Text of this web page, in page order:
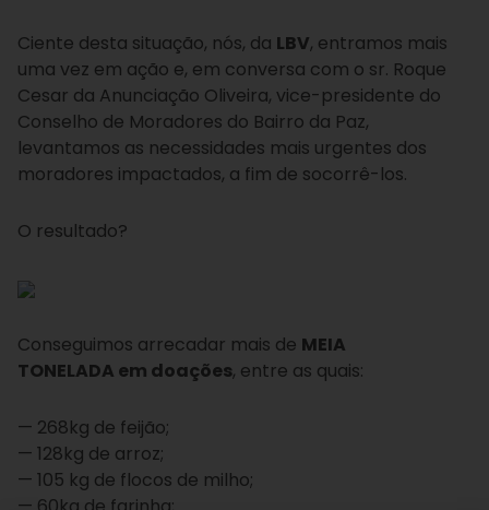
Ciente desta situação, nós, da LBV, entramos mais
uma vez em ação e, em conversa com o sr. Roque
Cesar da Anunciação Oliveira, vice-presidente do
Conselho de Moradores do Bairro da Paz,
levantamos as necessidades mais urgentes dos
moradores impactados, a fim de socorrê-los.
O resultado?
Conseguimos arrecadar mais de MEIA
TONELADA em doações, entre as quais:
— 268kg de feijão;
— 128kg de arroz;
— 105 kg de flocos de milho;